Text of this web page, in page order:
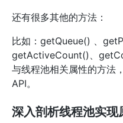
还有很多其他的方法：
比如：getQueue() 、
getActiveCount()、
与线程池相关属性的方法
API。
深入剖析线程池实现